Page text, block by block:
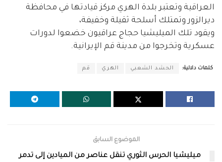
العراقية وتعتبر بلدة الهري مركز قيادتها في محافظة
ديرالزور وتمتلك أسلحة ثقيلة وخفيفة،
ويقود تلك الميليشيا حجاج عراقيون خضعوا لدورات
عسكرية وتخرجوا من مدينة قم الإيرانية.
كلمات دلالية: الحشد الشعبي الهري قم
الموضوع السابق
ميليشيا الحرس الثوري تنقل عناصر من الميادين إلى تدمر